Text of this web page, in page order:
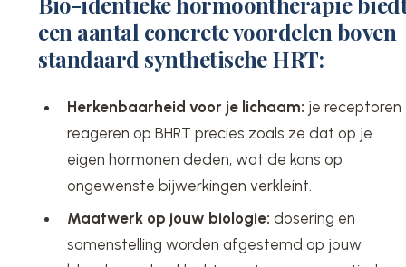
een aantal concrete voordelen boven
standaard synthetische HRT:
Herkenbaarheid voor je lichaam: je receptoren
reageren op BHRT precies zoals ze dat op je
eigen hormonen deden, wat de kans op
ongewenste bijwerkingen verkleint.
Maatwerk op jouw biologie: dosering en
samenstelling worden afgestemd op jouw